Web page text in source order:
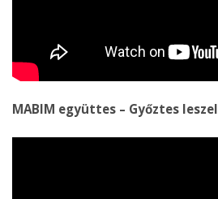
MABIM együttes – Győztes leszel